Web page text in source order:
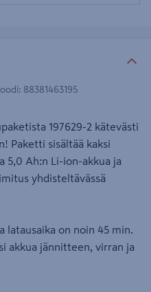
: 88381463195
197629-2 kätevästi
Paketti sisältää kaksi
5,0 Ah:n Li-ion-akkua ja
yhdisteltävässä
latausaika on noin 45 min.
akkua jännitteen, virran ja